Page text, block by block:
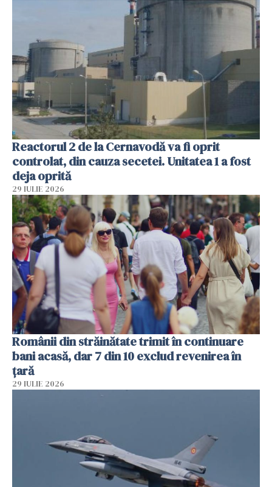
Reactorul 2 de la Cernavodă va fi oprit
controlat, din cauza secetei. Unitatea 1 a fost
deja oprită
29 IULIE 2026
Românii din străinătate trimit în continuare
bani acasă, dar 7 din 10 exclud revenirea în
țară
29 IULIE 2026